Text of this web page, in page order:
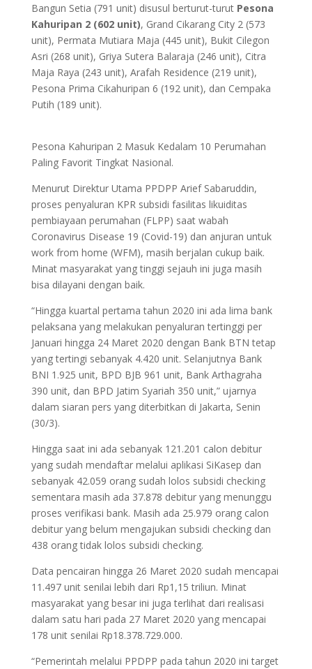
Bangun Setia (791 unit) disusul berturut-turut Pesona
Kahuripan 2 (602 unit), Grand Cikarang City 2 (573
unit), Permata Mutiara Maja (445 unit), Bukit Cilegon
Asri (268 unit), Griya Sutera Balaraja (246 unit), Citra
Maja Raya (243 unit), Arafah Residence (219 unit),
Pesona Prima Cikahuripan 6 (192 unit), dan Cempaka
Putih (189 unit).
Pesona Kahuripan 2 Masuk Kedalam 10 Perumahan
Paling Favorit Tingkat Nasional.
Menurut Direktur Utama PPDPP Arief Sabaruddin,
proses penyaluran KPR subsidi fasilitas likuiditas
pembiayaan perumahan (FLPP) saat wabah
Coronavirus Disease 19 (Covid-19) dan anjuran untuk
work from home (WFM), masih berjalan cukup baik.
Minat masyarakat yang tinggi sejauh ini juga masih
bisa dilayani dengan baik.
“Hingga kuartal pertama tahun 2020 ini ada lima bank
pelaksana yang melakukan penyaluran tertinggi per
Januari hingga 24 Maret 2020 dengan Bank BTN tetap
yang tertingi sebanyak 4.420 unit. Selanjutnya Bank
BNI 1.925 unit, BPD BJB 961 unit, Bank Arthagraha
390 unit, dan BPD Jatim Syariah 350 unit,” ujarnya
dalam siaran pers yang diterbitkan di Jakarta, Senin
(30/3).
Hingga saat ini ada sebanyak 121.201 calon debitur
yang sudah mendaftar melalui aplikasi SiKasep dan
sebanyak 42.059 orang sudah lolos subsidi checking
sementara masih ada 37.878 debitur yang menunggu
proses verifikasi bank. Masih ada 25.979 orang calon
debitur yang belum mengajukan subsidi checking dan
438 orang tidak lolos subsidi checking.
Data pencairan hingga 26 Maret 2020 sudah mencapai
11.497 unit senilai lebih dari Rp1,15 triliun. Minat
masyarakat yang besar ini juga terlihat dari realisasi
dalam satu hari pada 27 Maret 2020 yang mencapai
178 unit senilai Rp18.378.729.000.
“Pemerintah melalui PPDPP pada tahun 2020 ini target